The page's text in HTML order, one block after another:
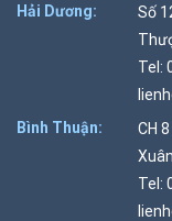
Hải Dương:
Số
Tel:
Bình Thuận:
CH
Tel: